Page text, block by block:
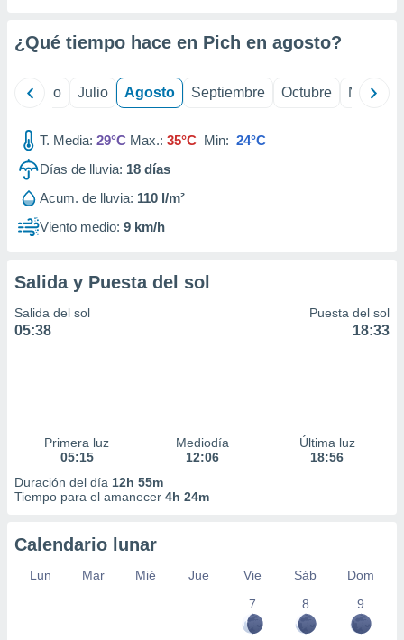
publicidad
de
¿Qué tiempo hace en Pich en agosto?
Junio Julio Agosto Septiembre Octubre
T. Media: 29°C Max.: 35°C Min: 24°C
Días de lluvia: 18 días
Acum. de lluvia: 110 l/m²
Viento medio: 9 km/h
Salida y Puesta del sol
Salida del sol
05:38
Puesta del sol
18:33
Primera luz
05:15
Mediodía
12:06
Última luz
18:56
Duración del día 12h 55m
Tiempo para el amanecer 4h 24m
Calendario lunar
Lun Mar Mié Jue Vie Sáb
Dom
7
8 9